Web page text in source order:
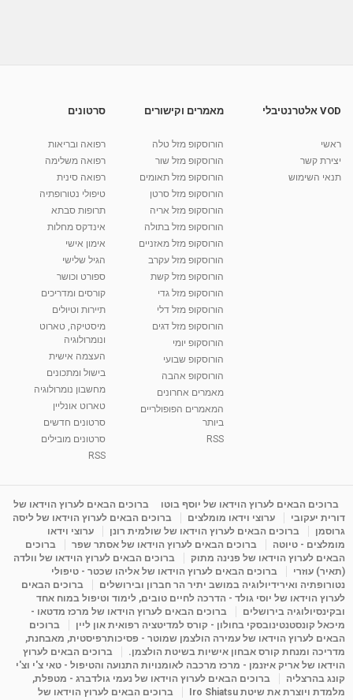
מאת vod-galit 10 שנים
10:17
קרין גורן - העוגה המתגלצ’ת ללא קמח
38.5k צפיות
01:37
יוסי שר - מתמחה בשיטת אלכסנדר וטאי צ'י
2,734 צפיות
01:46
רנה רז-גילו -טיפול אנרגטי ויעוץ רוחני - נומרולוגית
2,309 צפיות
05:37
סודות בתאריך הלידה, משמעות חודש הלידה -
ינואר זינה ליבשיץ נומרולוגית
ליסה גרוסמן - המרכז לאימון התנהגותי - קשב
09:12
מדיטציה בדמיון מודרך - היכרות עם האני הפנימי
מאת admin 11 שנים 3,644 צפיות
פנינה מתוק - מרכז "נתיב הלב" בהרצליה-
מדיטציה-התחדשות
Shahar-vod
VOD אלטרנטיבלי
ראשי
יצירת קשר
תנאי השימוש
מאמרים וקישורים
הורוסקופ מזל טלה
הורוסקופ מזל שור
הורוסקופ מזל תאומים
הורוסקופ מזל סרטן
הורוסקופ מזל אריה
הורוסקופ מזל בתולה
הורוסקופ מזל מאזניים
הורוסקופ מזל עקרב
הורוסקופ מזל קשת
הורוסקופ מזל גדי
הורוסקופ מזל דלי
הורוסקופ מזל דגים
הורוסקופ יומי
הורוסקופ שבועי
הורוסקופ אהבה
מאמרים אחרונים
המאמרים הפופולריים
ביותר
RSS
סרטונים
רפואה ובריאות
רפואה משלימה
רפואה סינית
טיפולי נטורופתיה
תרופות סבתא
אינדקס מחלות
אימון אישי
הגיל שלישי
ספורט וכושר
קורסים ומדריכים
תיירות וטיולים
מיסטיקה, טארוט
ונומרולוגיה
העצמה אישית
בישול ומתכונים
מחשבון נומרולוגיה
טארוט אונליין
סרטונים חדשים
סרטונים מובילים
RSS
ברוכים הבאים לערוץ הוידאו של יוסף בוטו
ברוכים הבאים לערוץ הוידאו של
דורית יעקובי
ערוצי וידאו מומלצים
ברוכים הבאים לערוץ הוידאו של ליסה
גרוסמן
ברוכים הבאים לערוץ הוידאו של שולמית רונן
ערוצי וידאו
מומלצים - טיוטה
ברוכים הבאים לערוץ הוידאו של אסתר שפר
ברוכים
הבאים לערוץ הוידאו של פנינה מתוק
ברוכים הבאים לערוץ הוידאו של וולדה
(תאיר) עוזרי
ברוכים הבאים לערוץ הוידאו של אליהו שכטר - טיפולי
נטורופתיה ואירידיולוגיה במושב יתיר הר חברון ובירושלים
ברוכים הבאים
לערוץ הוידאו של יוסי גולד - הדרכה לחיים טובים, לימוד וטיפול במוח אחד
ובקינסיולוגיה בירושלים
ברוכים הבאים לערוץ הוידאו של מרכז מדטאו -
מיכאל קונסטנטינובסקי בחולון - קורס למדיטציה רפואית און ליין
ברוכים
הבאים לערוץ הוידאו של עמירה הולצמן שמוטר - פסיכותרפיסטית, מאבחנת,
מדריכה ומנחת קורס אבחון אישיות בשיטת הולצמן.
ברוכים הבאים לערוץ
הוידאו של אריק איזנמן - מרכז מרכבה לאומנויות התנועה והטיפול - טאי צ'י וצ'י
קונג בהרצליה
ברוכים הבאים לערוץ הוידאו של נעמי גולדברג - מטפלת,
מלמדת ויוצרת את שיטת Iro Shiatsu
ברוכים הבאים לערוץ הוידאו של